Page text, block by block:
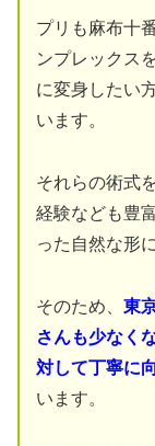
プリも麻布十
ンプレックス
に変身したい
います。
それらの術式
経験なども豊
った自然な形
そのため、 東
さんも少なく
対して丁寧に
います。